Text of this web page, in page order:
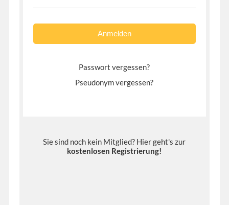
Passwort vergessen?
Pseudonym vergessen?
Sie sind noch kein Mitglied? Hier geht's zur
kostenlosen Registrierung!